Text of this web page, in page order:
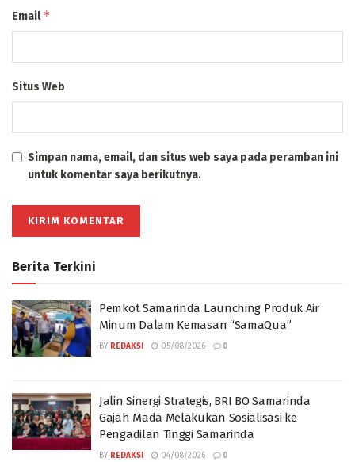
Email*
Situs Web
Simpan nama, email, dan situs web saya pada peramban ini
untuk komentar saya berikutnya.
Berita Terkini
Pemkot Samarinda Launching Produk Air
Minum Dalam Kemasan “SamaQua”
BY REDAKSI 05/08/2026 0
Jalin Sinergi Strategis, BRI BO Samarinda
Gajah Mada Melakukan Sosialisasi ke
Pengadilan Tinggi Samarinda
BY REDAKSI 04/08/2026 0